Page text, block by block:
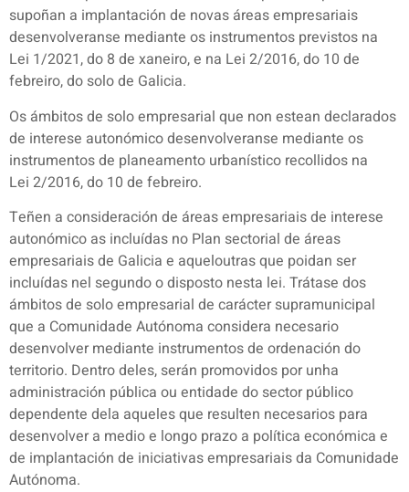
supoñan a implantación de novas áreas empresariais
desenvolveranse mediante os instrumentos previstos na
Lei 1/2021, do 8 de xaneiro, e na Lei 2/2016, do 10 de
febreiro, do solo de Galicia.
Os ámbitos de solo empresarial que non estean declarados
de interese autonómico desenvolveranse mediante os
instrumentos de planeamento urbanístico recollidos na
Lei 2/2016, do 10 de febreiro.
Teñen a consideración de áreas empresariais de interese
autonómico as incluídas no Plan sectorial de áreas
empresariais de Galicia e aqueloutras que poidan ser
incluídas nel segundo o disposto nesta lei. Trátase dos
ámbitos de solo empresarial de carácter supramunicipal
que a Comunidade Autónoma considera necesario
desenvolver mediante instrumentos de ordenación do
territorio. Dentro deles, serán promovidos por unha
administración pública ou entidade do sector público
dependente dela aqueles que resulten necesarios para
desenvolver a medio e longo prazo a política económica e
de implantación de iniciativas empresariais da Comunidade
Autónoma.